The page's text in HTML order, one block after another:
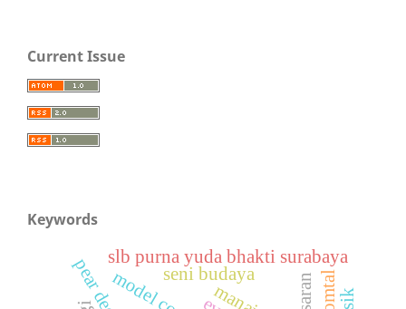
Current Issue
Keywords
slb purna yuda bhakti surabaya
pear deck seni budaya